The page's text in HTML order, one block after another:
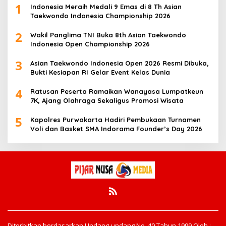
1
Indonesia Meraih Medali 9 Emas di 8 Th Asian
Taekwondo Indonesia Championship 2026
2
Wakil Panglima TNI Buka 8th Asian Taekwondo
Indonesia Open Championship 2026
3
Asian Taekwondo Indonesia Open 2026 Resmi Dibuka,
Bukti Kesiapan RI Gelar Event Kelas Dunia
4
Ratusan Peserta Ramaikan Wanayasa Lumpatkeun
7K, Ajang Olahraga Sekaligus Promosi Wisata
5
Kapolres Purwakarta Hadiri Pembukaan Turnamen
Voli dan Basket SMA Indorama Founder’s Day 2026